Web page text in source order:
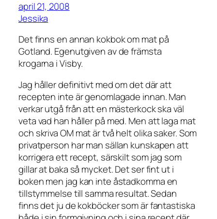
april 21, 2008
Jessika
Det finns en annan kokbok om mat på
Gotland. Egenutgiven av de främsta
krogarna i Visby.
Jag håller definitivt med om det där att
recepten inte är genomlagade innan. Man
verkar utgå från att en mästerkock ska väl
veta vad han håller på med. Men att laga mat
och skriva OM mat är två helt olika saker. Som
privatperson har man sällan kunskapen att
korrigera ett recept, särskilt som jag som
gillar at baka så mycket. Det ser fint ut i
boken men jag kan inte åstadkomma en
tillstymmelse till samma resultat. Sedan
finns det ju de kokböcker som är fantastiska